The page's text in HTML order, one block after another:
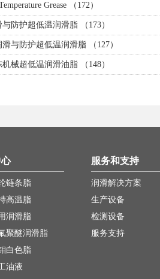
Grease （172）
防护超低温润滑脂 （173）
与防护超低温润滑脂 （127）
械超低温润滑油脂 （148）
链条脂
高温脂
润滑脂
聚醚润滑脂
白色脂
油液
服务和支持
润滑解决方案
生产设备
检测设备
服务支持